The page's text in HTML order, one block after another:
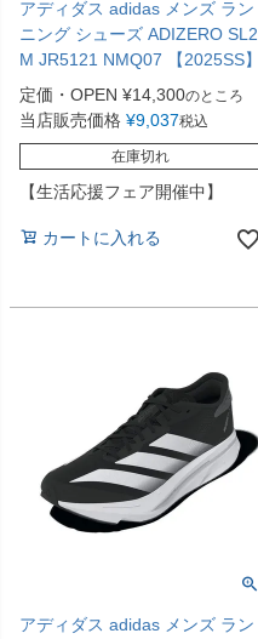
アディダス adidas メンズ ラン
ニング シューズ ADIZERO SL2
M JR5121 NMQ07 【2025SS】
定価・OPEN ¥14,300のところ
当店販売価格 ¥9,037税込
在庫切れ
【生活応援フェア開催中】
カートに入れる
アディダス adidas メンズ ラン